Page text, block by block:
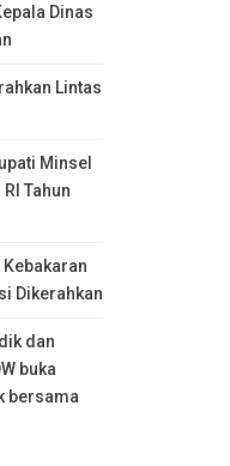
Dinas
Lintas
Minsel
Tahun
Dikerahkan
dan
buka
bersama